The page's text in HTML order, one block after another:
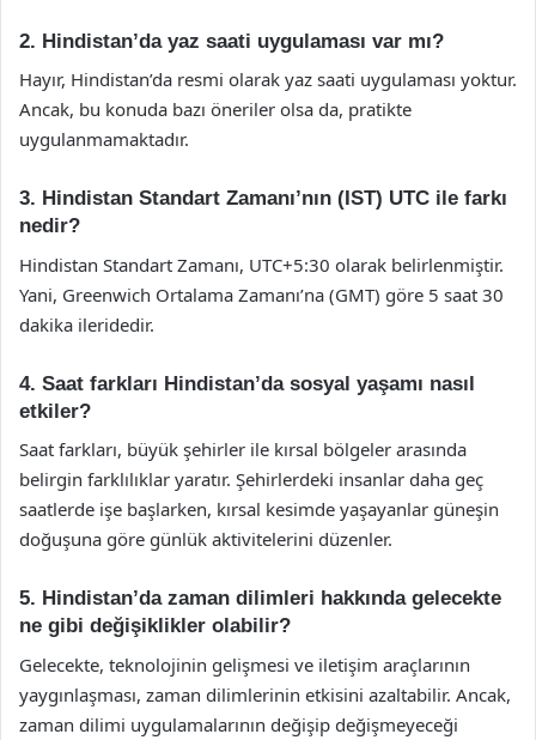
2. Hindistan’da yaz saati uygulaması var mı?
Hayır, Hindistan’da resmi olarak yaz saati uygulaması yoktur.
Ancak, bu konuda bazı öneriler olsa da, pratikte
uygulanmamaktadır.
3. Hindistan Standart Zamanı’nın (IST) UTC ile farkı
nedir?
Hindistan Standart Zamanı, UTC+5:30 olarak belirlenmiştir.
Yani, Greenwich Ortalama Zamanı’na (GMT) göre 5 saat 30
dakika ileridedir.
4. Saat farkları Hindistan’da sosyal yaşamı nasıl
etkiler?
Saat farkları, büyük şehirler ile kırsal bölgeler arasında
belirgin farklılıklar yaratır. Şehirlerdeki insanlar daha geç
saatlerde işe başlarken, kırsal kesimde yaşayanlar güneşin
doğuşuna göre günlük aktivitelerini düzenler.
5. Hindistan’da zaman dilimleri hakkında gelecekte
ne gibi değişiklikler olabilir?
Gelecekte, teknolojinin gelişmesi ve iletişim araçlarının
yaygınlaşması, zaman dilimlerinin etkisini azaltabilir. Ancak,
zaman dilimi uygulamalarının değişip değişmeyeceği